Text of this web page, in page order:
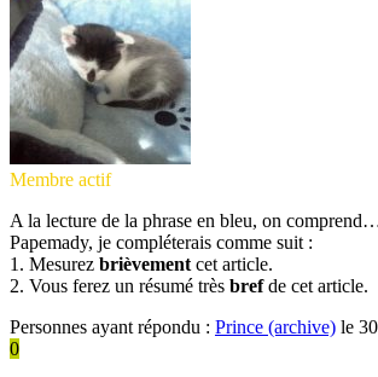
Membre actif
A la lecture de la phrase en bleu, on
Papemady, je compléterais comme suit :
1. Mesurez brièvement cet article.
2. Vous ferez un résumé très brefde cet article.
Personnes ayant répondu : Prince (archive) le
0